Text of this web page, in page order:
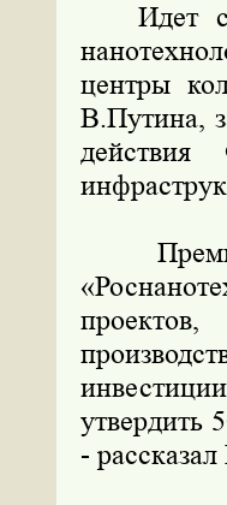
Идет
центры
В.Путина,
действия
утвердить
-